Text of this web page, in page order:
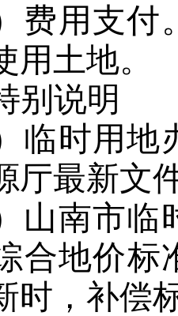
费用支付
用土地。
别说明
临时用
厅最新文
山南市
合地价标
时，补偿